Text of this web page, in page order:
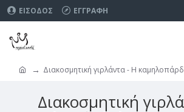
ΕΊΣΟΔΟΣ ΕΓΓΡΑΦΉ
Διακοσμητική γιρλάντα - Η
Διακοσμητική